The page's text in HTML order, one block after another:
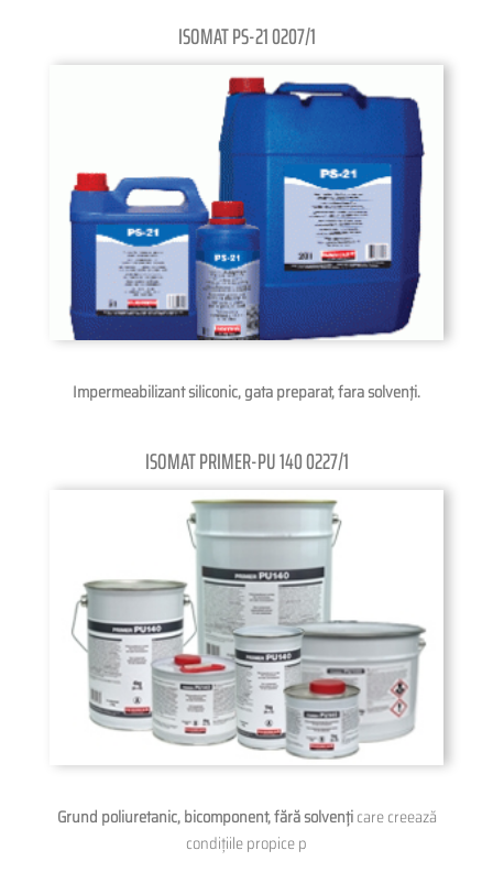
ISOMAT PS-21 0207/1
Impermeabilizant siliconic, gata preparat, fara solvenţi.
ISOMAT PRIMER-PU 140 0227/1
Grund poliuretanic, bicomponent, fără solvențicare creează
condițiile propice p